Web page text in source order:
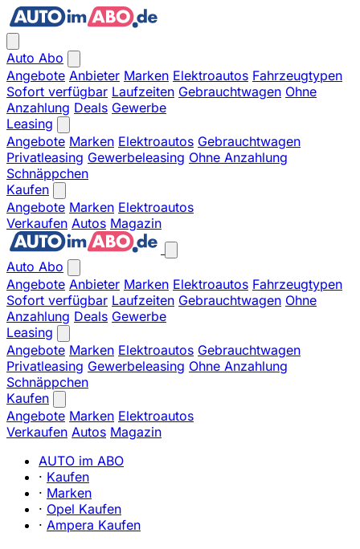
Auto Abo
Angebote Anbieter Marken Elektroautos Fahrzeugtypen
Sofort verfügbar Laufzeiten Gebrauchtwagen Ohne
Anzahlung Deals Gewerbe
Leasing
Angebote Marken Elektroautos Gebrauchtwagen
Privatleasing Gewerbeleasing Ohne Anzahlung
Schnäppchen
Kaufen
Angebote Marken Elektroautos
Verkaufen Autos Magazin
Auto Abo
Angebote Anbieter Marken Elektroautos Fahrzeugtypen
Sofort verfügbar Laufzeiten Gebrauchtwagen Ohne
Anzahlung Deals Gewerbe
Leasing
Angebote Marken Elektroautos Gebrauchtwagen
Privatleasing Gewerbeleasing Ohne Anzahlung
Schnäppchen
Kaufen
Angebote Marken Elektroautos
Verkaufen Autos Magazin
AUTO im ABO
· Kaufen
· Marken
· Opel Kaufen
· Ampera Kaufen